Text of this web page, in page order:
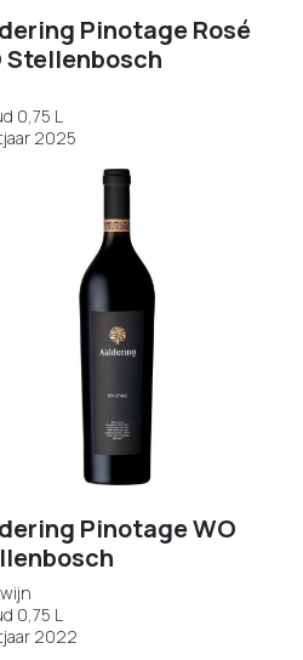
Pinotage Rosé
Stellenbosch
0,75 L
2025
Pinotage WO
0,75 L
2022